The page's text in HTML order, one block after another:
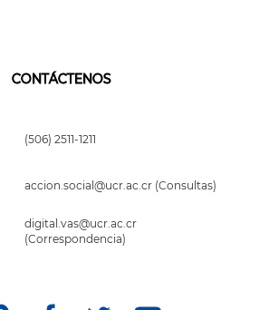
CONTÁCTENOS
(506) 2511-1211
accion.social@ucr.ac.cr (Consultas)
digital.vas@ucr.ac.cr
(Correspondencia)